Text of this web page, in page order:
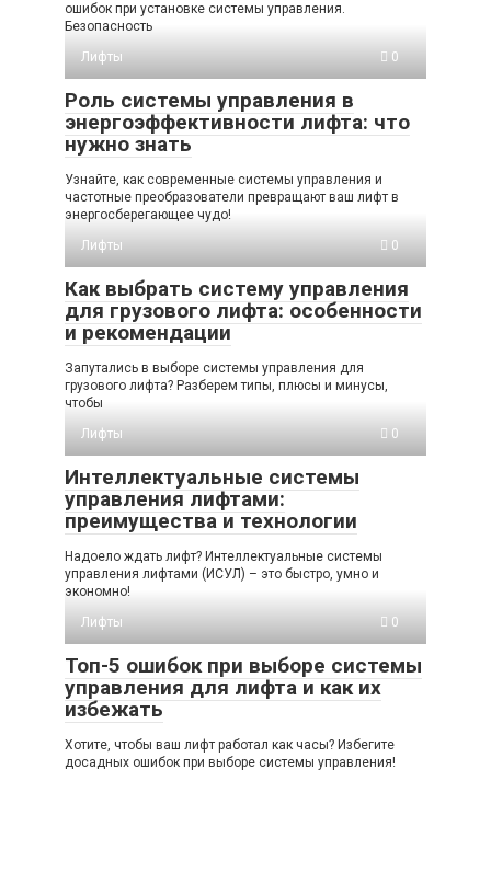
ошибок при установке системы управления.
Безопасность
Лифты
0
Роль системы управления в
энергоэффективности лифта: что
нужно знать
Узнайте, как современные системы управления и
частотные преобразователи превращают ваш лифт в
энергосберегающее чудо!
Лифты
0
Как выбрать систему управления
для грузового лифта: особенности
и рекомендации
Запутались в выборе системы управления для
грузового лифта? Разберем типы, плюсы и минусы,
чтобы
Лифты
0
Интеллектуальные системы
управления лифтами:
преимущества и технологии
Надоело ждать лифт? Интеллектуальные системы
управления лифтами (ИСУЛ) – это быстро, умно и
экономно!
Лифты
0
Топ-5 ошибок при выборе системы
управления для лифта и как их
избежать
Хотите, чтобы ваш лифт работал как часы? Избегите
досадных ошибок при выборе системы управления!